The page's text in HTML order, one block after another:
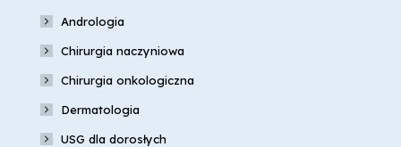
Andrologia
Chirurgia naczyniowa
Chirurgia onkologiczna
Dermatologia
USG dla dorosłych